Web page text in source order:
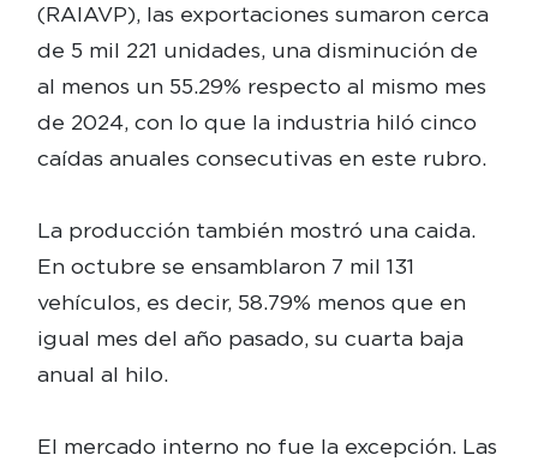
(RAIAVP), las exportaciones sumaron cerca
de 5 mil 221 unidades, una disminución de
al menos un 55.29% respecto al mismo mes
de 2024, con lo que la industria hiló cinco
caídas anuales consecutivas en este rubro.
La producción también mostró una caida.
En octubre se ensamblaron 7 mil 131
vehículos, es decir, 58.79% menos que en
igual mes del año pasado, su cuarta baja
anual al hilo.
El mercado interno no fue la excepción. Las